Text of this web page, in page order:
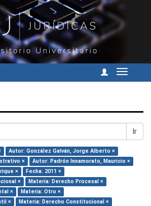
Cambiar
Ir
Autor: González Galván, Jorge Alberto ×
×
Autor: Padrón Innamorato, Mauricio ×
×
Fecha: 2011 ×
×
Materia: Derecho Procesal ×
×
Materia: Otro ×
×
Materia: Derecho Constitucional ×